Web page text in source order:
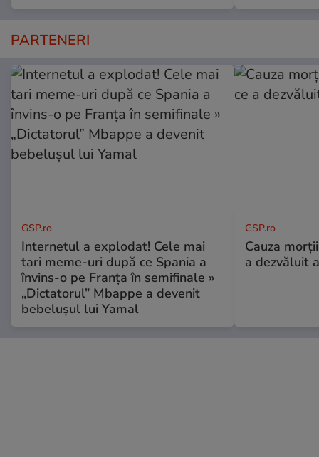
PARTENERI
GSP.ro
Internetul a explodat! Cele mai
tari meme-uri după ce Spania a
învins-o pe Franța în semifinale »
„Dictatorul” Mbappe a devenit
bebelușul lui Yamal
GSP.ro
Cauza
a dezvăluit